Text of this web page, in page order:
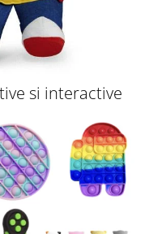
si interactive